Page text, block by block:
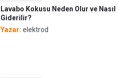
Lavabo Kokusu Neden Olur ve Nasıl
Giderilir?
Yazar: elektrod